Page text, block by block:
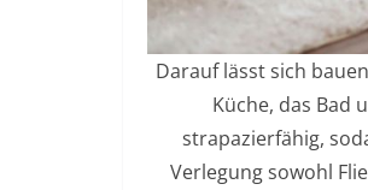
Darauf lässt sich
Küche, das Bad
strapazierfähig,
Verlegung sowohl